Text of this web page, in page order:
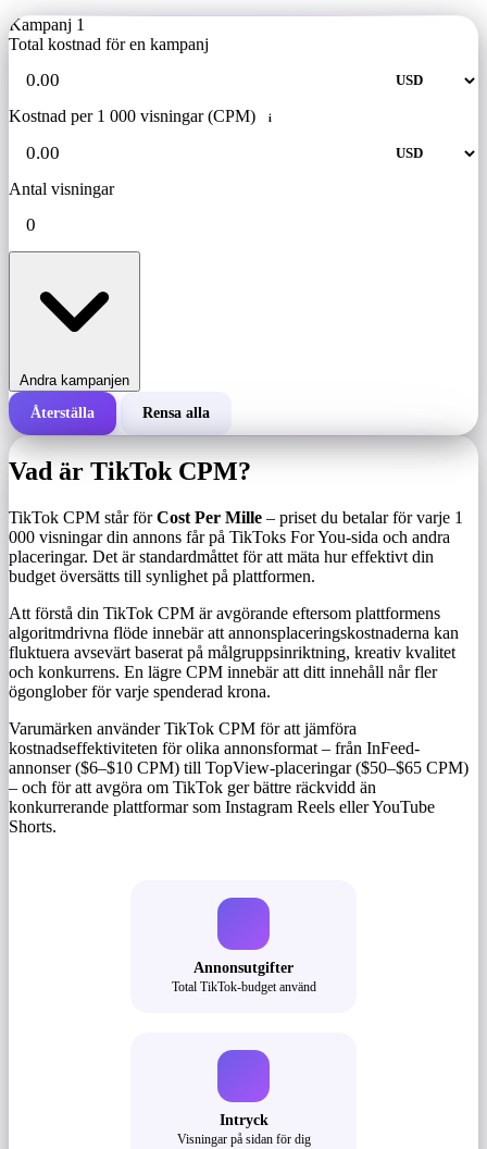
Kampanj 1
Total kostnad för en kampanj
Kostnad per 1 000 visningar (CPM) i
Antal visningar
Andra kampanjen
Total kostnad för en kampanj
Antal visningar
Återställa Rensa alla
Vad är TikTok CPM?
TikTok CPM står förCost Per Mille – priset du betalar för varje 1
000 visningar din annons får på TikToks For You-sida och andra
placeringar. Det är standardmåttet för att mäta hur effektivt din
budget översätts till synlighet på plattformen.
Att förstå din TikTok CPM är avgörande eftersom plattformens
algoritmdrivna flöde innebär att annonsplaceringskostnaderna kan
fluktuera avsevärt baserat på målgruppsinriktning, kreativ kvalitet
och konkurrens. En lägre CPM innebär att ditt innehåll når fler
ögonglober för varje spenderad krona.
Varumärken använder TikTok CPM för att jämföra
kostnadseffektiviteten för olika annonsformat – från InFeed-
annonser ($6–$10 CPM) till TopView-placeringar ($50–$65 CPM)
– och för att avgöra om TikTok ger bättre räckvidd än
konkurrerande plattformar som Instagram Reels eller YouTube
Shorts.
Annonsutgifter
Total TikTok-budget använd
Intryck
Visningar på sidan för dig